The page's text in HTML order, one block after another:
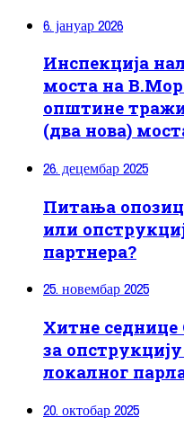
6. јануар 2026
Инспекција
моста на
општине
(два нова)
26. децембар 2025
Питања
или
партнера?
25. новембар 2025
Хитне
за
локалног
20. октобар 2025